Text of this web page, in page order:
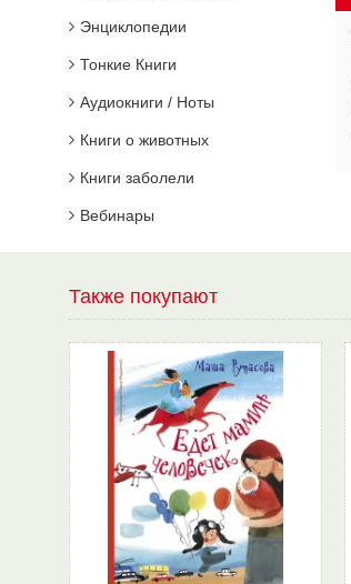
Энциклопедии
Тонкие Книги
Аудиокниги / Ноты
Книги о животных
Книги заболели
Вебинары
Также покупают